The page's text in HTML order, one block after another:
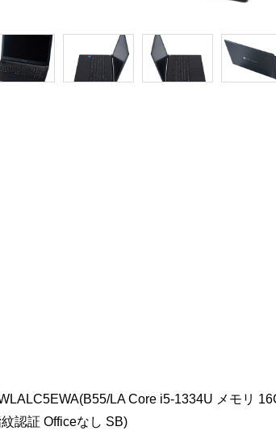
LA Core i5-1334U メモリ
認証 Officeなし SB)